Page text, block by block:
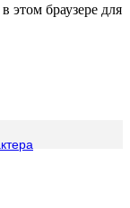
этом браузере для